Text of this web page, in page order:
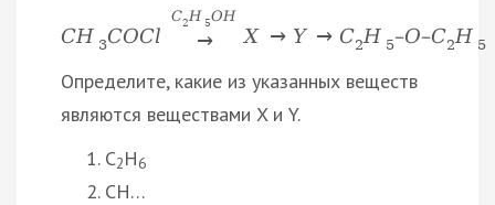
CH 3COCl
C2H 5OH
→ X → Y → C2H 5–O–C2H 5
Определите, какие из указанных веществ
являются веществами X и Y.
C2H6
CH…